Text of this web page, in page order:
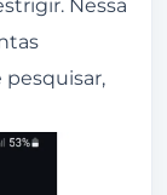
Nessa
pesquisar,